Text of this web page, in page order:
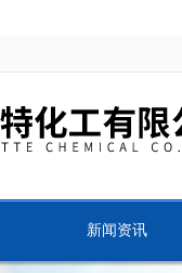
新闻资讯